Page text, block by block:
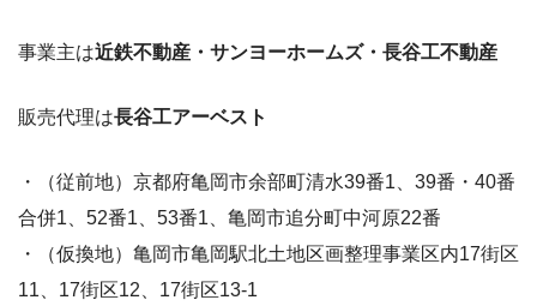
事業主は近鉄不動産・サンヨーホームズ・長谷工不動産
販売代理は長谷工アーベスト
・（従前地）京都府亀岡市余部町清水39番1、39番・40番
合併1、52番1、53番1、亀岡市追分町中河原22番
・（仮換地）亀岡市亀岡駅北土地区画整理事業区内17街区
11、17街区12、17街区13-1